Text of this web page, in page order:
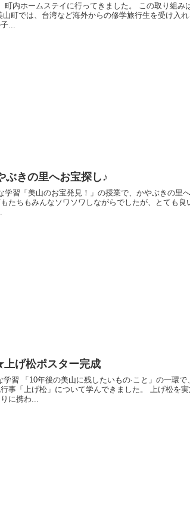
町内ホームステイに行ってきました。 この取り組
山町では、台湾など海外からの修学旅行生を受け入
...
きの里へお宝探し♪
学習「美山のお宝発見！」の授業で、かやぶきの里
たちもみんなソワソワしながらでしたが、とても
げ松ポスター完成
学習 「10年後の美山に残したいもの·こと」の一環
事「上げ松」について学んできました。 上げ松を
に携わ...